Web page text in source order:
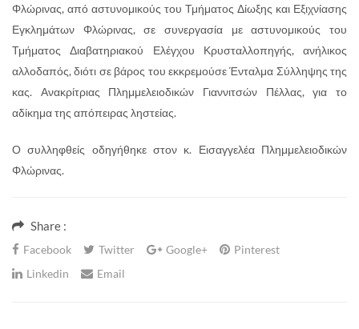
Φλώρινας, από αστυνομικούς του Τμήματος Δίωξης και Εξιχνίασης
Εγκλημάτων Φλώρινας, σε συνεργασία με αστυνομικούς του
Τμήματος Διαβατηριακού Ελέγχου Κρυσταλλοπηγής, ανήλικος
αλλοδαπός, διότι σε βάρος του εκκρεμούσε Ένταλμα Σύλληψης της
κας. Ανακρίτριας Πλημμελειοδικών Γιαννιτσών Πέλλας, για το
αδίκημα της απόπειρας ληστείας.
Ο συλληφθείς οδηγήθηκε στον κ. Εισαγγελέα Πλημμελειοδικών
Φλώρινας.
Share :
Facebook Twitter Google+
Pinterest
Linkedin
Email